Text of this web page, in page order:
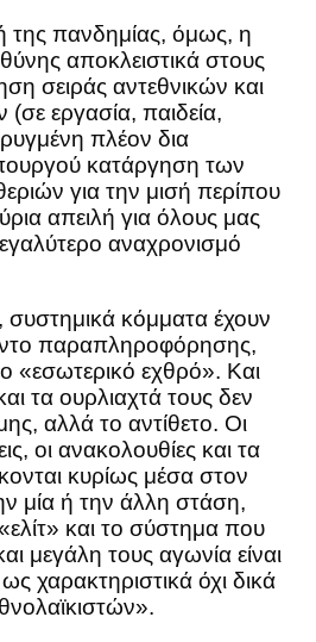
της πανδημίας, όμως, η
αποκλειστικά στους
σειράς αντεθνικών και
(σε εργασία, παιδεία,
πλέον δια
κατάργηση των
για την μισή περίπου
απειλή για όλους μας
αναχρονισμό
κόμματα έχουν
παραπληροφόρησης,
«εσωτερικό εχθρό». Και
τα ουρλιαχτά τους δεν
αλλά το αντίθετο. Οι
οι ανακολουθίες και τα
κυρίως μέσα στον
μία ή την άλλη στάση,
«ελίτ» και το σύστημα που
μεγάλη τους αγωνία είναι
χαρακτηριστικά όχι δικά